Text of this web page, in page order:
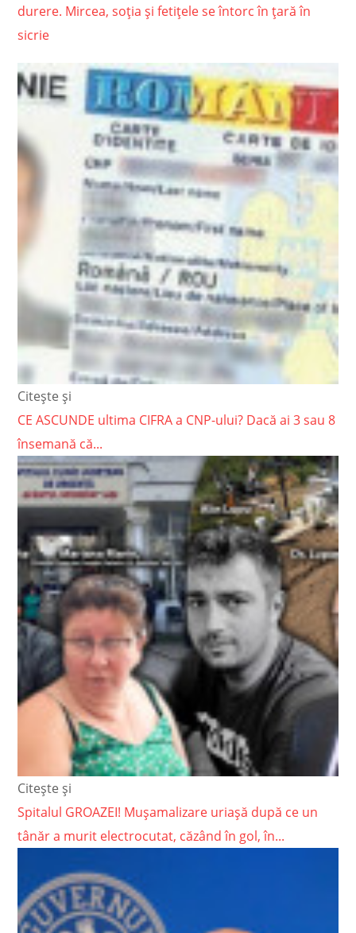
Citește și
CE ASCUNDE ultima CIFRA a CNP-ului? Dacă ai 3 sau 8
însemană că...
Citește și
Spitalul GROAZEI! Mușamalizare uriașă după ce un
tânăr a murit electrocutat, căzând în gol, în...